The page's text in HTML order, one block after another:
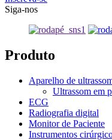
Siga-nos
Produto
Aparelho de
Ultrassom em
ECG
Radiografia digital
Monitor de Paciente
Instrumentos